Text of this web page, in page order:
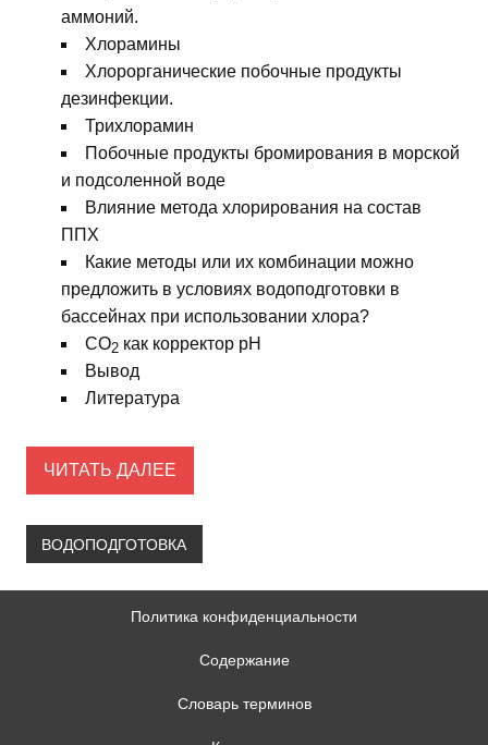
аммоний.
Хлорамины
Хлорорганические побочные продукты
дезинфекции.
Трихлорамин
Побочные продукты бромирования в морской
и подсоленной воде
Влияние метода хлорирования на состав
ППХ
Какие методы или их комбинации можно
предложить в условиях водоподготовки в
бассейнах при использовании хлора?
СО2 как корректор рН
Вывод
Литература
ЧИТАТЬ ДАЛЕЕ
ВОДОПОДГОТОВКА
Политика конфиденциальности
Содержание
Словарь терминов